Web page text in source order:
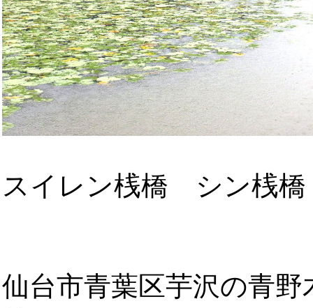
スイレン桟橋 シン桟橋
仙台市青葉区芋沢の青